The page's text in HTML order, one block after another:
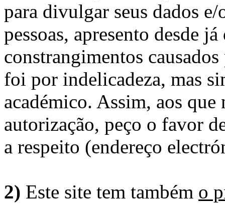
para divulgar seus dados
pessoas, apresento desde
constrangimentos
foi por indelicadeza, mas
académico. Assim, aos
autorização, peço o favor
a respeito (endereço
2) Este site tem também o